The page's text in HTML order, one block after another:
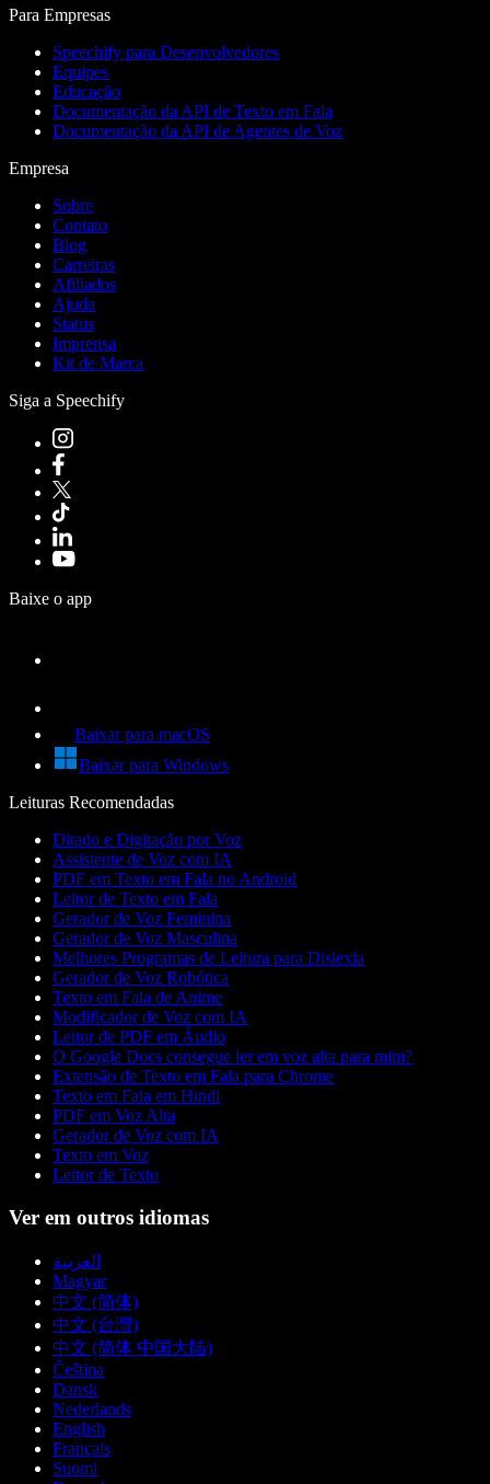
Para Empresas
Speechify para Desenvolvedores
Equipes
Educação
Documentação da API de Texto em Fala
Documentação da API de Agentes de Voz
Empresa
Sobre
Contato
Blog
Carreiras
Afiliados
Ajuda
Status
Imprensa
Kit de Marca
Siga a Speechify
Baixe o app
Baixar para macOS
Baixar para Windows
Leituras Recomendadas
Ditado e Digitação por Voz
Assistente de Voz com IA
PDF em Texto em Fala no Android
Leitor de Texto em Fala
Gerador de Voz Feminina
Gerador de Voz Masculina
Melhores Programas de Leitura para Dislexia
Gerador de Voz Robótica
Texto em Fala de Anime
Modificador de Voz com IA
Leitor de PDF em Áudio
O Google Docs consegue ler em voz alta para mim?
Extensão de Texto em Fala para Chrome
Texto em Fala em Hindi
PDF em Voz Alta
Gerador de Voz com IA
Texto em Voz
Leitor de Texto
Ver em outros idiomas
العربية
Magyar
中文 (简体)
中文 (台灣)
中文 (简体 中国大陆)
Čeština
Dansk
Nederlands
English
Français
Suomi